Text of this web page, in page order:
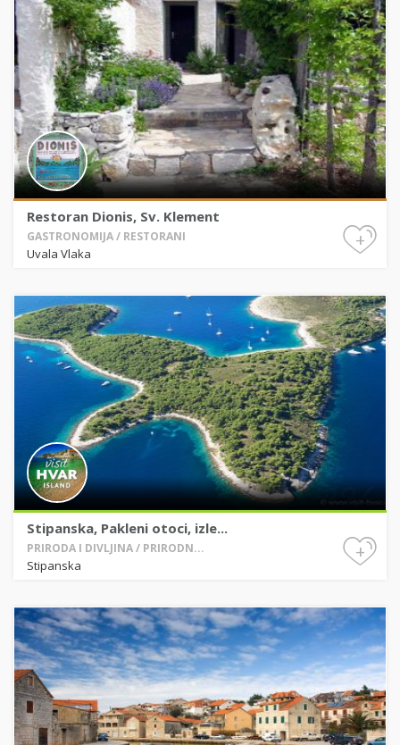
Restoran Dionis, Sv. Klement
GASTRONOMIJA / RESTORANI
Uvala Vlaka
+
Stipanska, Pakleni otoci, izle...
PRIRODA I DIVLJINA / PRIRODN...
Stipanska
+